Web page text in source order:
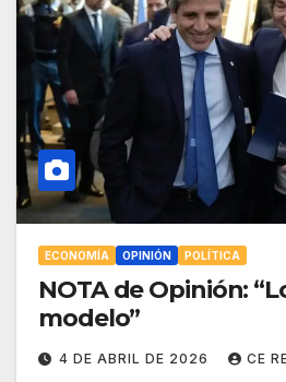
ECONOMÍA OPINIÓN POLÍTICA
NOTA de Opinión:
modelo”
4 DE ABRIL DE 2026 CE